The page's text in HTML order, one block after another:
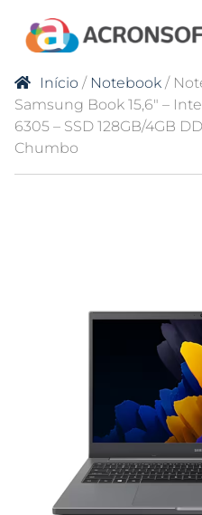
Início / Notebook /
Samsung Book 15,6″ –
6305 – SSD 128GB/4GB
Chumbo